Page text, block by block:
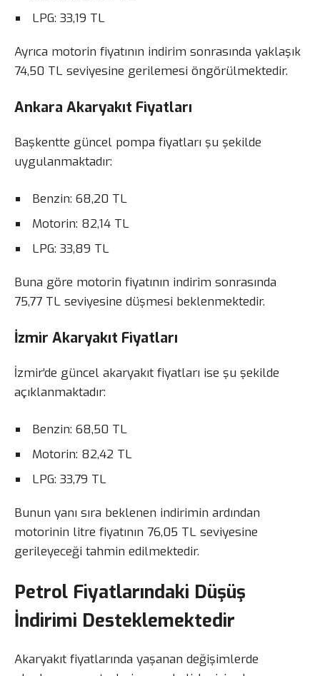
LPG: 33,19 TL
Ayrıca motorin fiyatının indirim sonrasında yaklaşık
74,50 TL seviyesine gerilemesi öngörülmektedir.
Ankara Akaryakıt Fiyatları
Başkentte güncel pompa fiyatları şu şekilde
uygulanmaktadır:
Benzin: 68,20 TL
Motorin: 82,14 TL
LPG: 33,89 TL
Buna göre motorin fiyatının indirim sonrasında
75,77 TL seviyesine düşmesi beklenmektedir.
İzmir Akaryakıt Fiyatları
İzmir’de güncel akaryakıt fiyatları ise şu şekilde
açıklanmaktadır:
Benzin: 68,50 TL
Motorin: 82,42 TL
LPG: 33,79 TL
Bunun yanı sıra beklenen indirimin ardından
motorinin litre fiyatının 76,05 TL seviyesine
gerileyeceği tahmin edilmektedir.
Petrol Fiyatlarındaki Düşüş
İndirimi Desteklemektedir
Akaryakıt fiyatlarında yaşanan değişimlerde